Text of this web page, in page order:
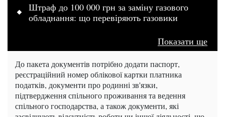
Штраф до 100 000 грн за заміну газового
обладнання: що перевіряють газовики
Показати ще
До пакета документів потрібно додати паспорт,
реєстраційний номер облікової картки платника
податків, документи про родинні зв'язки,
підтвердження спільного проживання та ведення
спільного господарства, а також документи, які